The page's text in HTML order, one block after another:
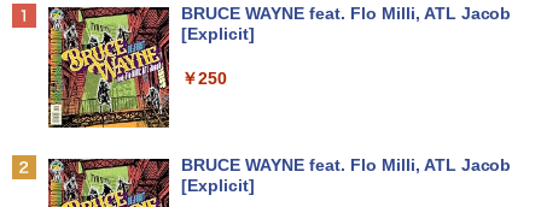
拠 PS4 switch 対応 スイッチ 【中古】
2
00-8/11 01:59】Xiaomi Monitor A24i 20
26 ディスプレイ 1080P 23.8インチ 144
【電子書籍】[ 佐賀崎しげる ]
Anker Soundcore P40i オフホワイト
Anker Soundcore P31i ホワイト
BRUCE WAYNE feat. Flo Milli, ATL Jacob
[Explicit]
￥250
BRUCE WAYNE feat. Flo Milli, ATL Jacob
[Explicit]